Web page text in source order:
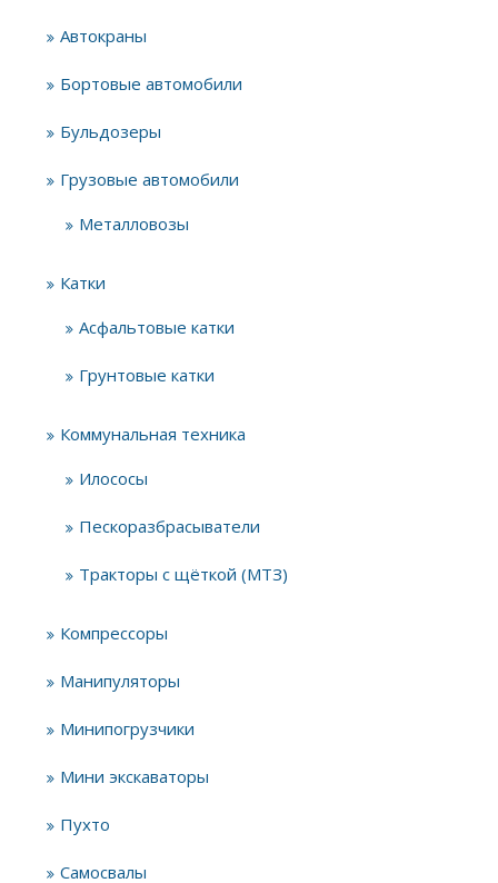
Автокраны
Бортовые автомобили
Бульдозеры
Грузовые автомобили
Металловозы
Катки
Асфальтовые катки
Грунтовые катки
Коммунальная техника
Илососы
Пескоразбрасыватели
Тракторы с щёткой (МТЗ)
Компрессоры
Манипуляторы
Минипогрузчики
Мини экскаваторы
Пухто
Самосвалы